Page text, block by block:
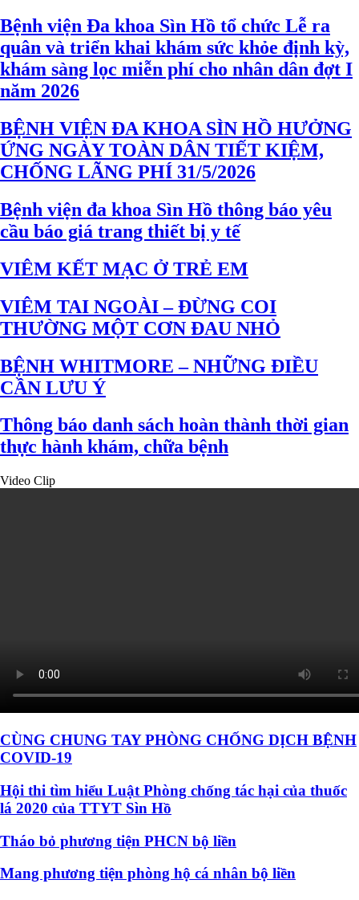
Bệnh viện Đa khoa Sìn Hồ tổ chức Lễ ra
quân và triển khai khám sức khỏe định kỳ,
khám sàng lọc miễn phí cho nhân dân đợt I
năm 2026
BỆNH VIỆN ĐA KHOA SÌN HỒ HƯỞNG
ỨNG NGÀY TOÀN DÂN TIẾT KIỆM,
CHỐNG LÃNG PHÍ 31/5/2026
Bệnh viện đa khoa Sìn Hồ thông báo yêu
cầu báo giá trang thiết bị y tế
VIÊM KẾT MẠC Ở TRẺ EM
VIÊM TAI NGOÀI – ĐỪNG COI
THƯỜNG MỘT CƠN ĐAU NHỎ
BỆNH WHITMORE – NHỮNG ĐIỀU
CẦN LƯU Ý
Thông báo danh sách hoàn thành thời gian
thực hành khám, chữa bệnh
Video Clip
CÙNG CHUNG TAY PHÒNG CHỐNG DỊCH BỆNH
COVID-19
Hội thi tìm hiểu Luật Phòng chống tác hại của thuốc
lá 2020 của TTYT Sìn Hồ
Tháo bỏ phương tiện PHCN bộ liền
Mang phương tiện phòng hộ cá nhân bộ liền